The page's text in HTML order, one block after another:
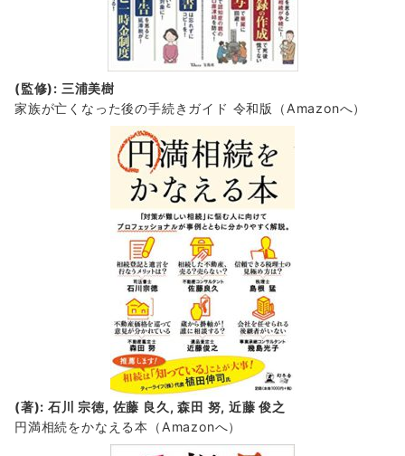
(監修): 三浦美樹
家族が亡くなった後の手続きガイド 令和版（Amazonへ）
(著): 石川 宗徳, 佐藤 良久, 森田 努, 近藤 俊之
円満相続をかなえる本（Amazonへ）